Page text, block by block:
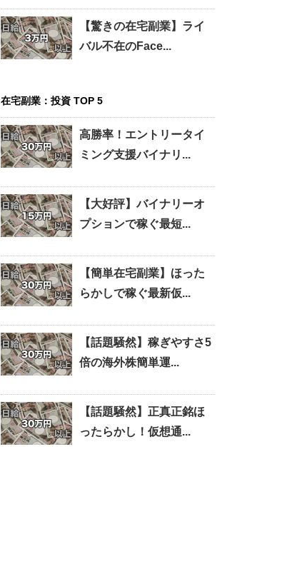
【驚きの在宅副業】ライ
バル不在のFace...
在宅副業：投資 TOP 5
高勝率！エントリータイ
ミング支援バイナリ...
【大好評】バイナリーオ
プションで稼ぐ最短...
【簡単在宅副業】ほった
らかしで稼ぐ最新仮...
【話題騒然】稼ぎやすさ5
倍の海外株簡単運...
【話題騒然】正真正銘ほ
ったらかし！仮想通...